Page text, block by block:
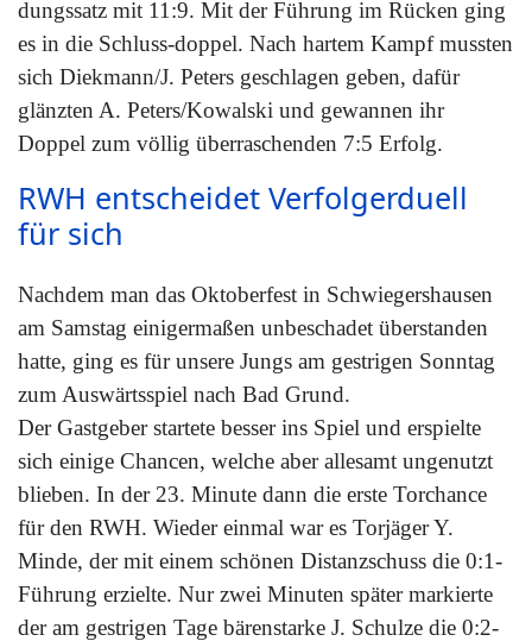
dungssatz mit 11:9. Mit der Führung im Rücken ging
es in die Schluss-doppel. Nach hartem Kampf mussten
sich Diekmann/J. Peters geschlagen geben, dafür
glänzten A. Peters/Kowalski und gewannen ihr
Doppel zum völlig überraschenden 7:5 Erfolg.
RWH entscheidet Verfolgerduell
für sich
Nachdem man das Oktoberfest in Schwiegershausen
am Samstag einigermaßen unbeschadet überstanden
hatte, ging es für unsere Jungs am gestrigen Sonntag
zum Auswärtsspiel nach Bad Grund.
Der Gastgeber startete besser ins Spiel und erspielte
sich einige Chancen, welche aber allesamt ungenutzt
blieben. In der 23. Minute dann die erste Torchance
für den RWH. Wieder einmal war es Torjäger Y.
Minde, der mit einem schönen Distanzschuss die 0:1-
Führung erzielte. Nur zwei Minuten später markierte
der am gestrigen Tage bärenstarke J. Schulze die 0:2-